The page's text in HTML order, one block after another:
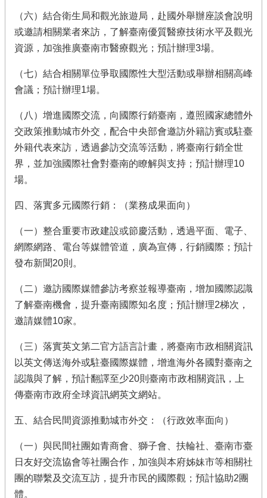
（六）結合衛生局和觀光旅遊局，赴國外舉辦座談會說明
或邀請相關業者來訪，了解臺南優質醫療技術水平及觀光
資源，加強推廣臺南市醫療觀光；預計辦理3場。
（七）結合相關單位爭取國際性大型活動或舉辦相關高峰
會議；預計辦理1場。
（八）增進國際交流，向國際行銷臺南，遵照國家總體外
交政策推動城市外交，配合中央部會邀訪外籍訪賓或駐臺
外籍代表來訪，透過參訪交流等活動，將臺南行銷全世
界，並加強國際社會對臺南的瞭解與支持；預計辦理10
場。
四、落實多元國際行銷：（業務成果面向）
（一）整合重要市政建設或節慶活動，透過平面、電子、
網際網路、電台等媒體管道，廣為宣傳，行銷國際；預計
發布新聞20則。
（二）邀訪國際媒體參訪考察並報導臺南，增加國際認識
了解臺南機會，提升臺南國際知名度；預計辦理2梯次，
邀請媒體10家。
（三）落實英文第二官方語言計畫，將臺南市政相關資訊
以英文傳送海外或駐臺國際媒體，增進海外各國對臺南之
認識與了解，預計翻譯至少20則臺南市政相關資訊，上
傳臺南市政府全球資訊網英文網站。
五、結合民間資源推動城市外交：（行政效率面向）
（一）與民間社團如青商會、獅子會、扶輪社、臺南市臺
日友好交流協會等社團合作，加強與本府姊妹市等相關社
團的聯繫及交流互訪，提升市民的國際觀；預計協助2團
體。